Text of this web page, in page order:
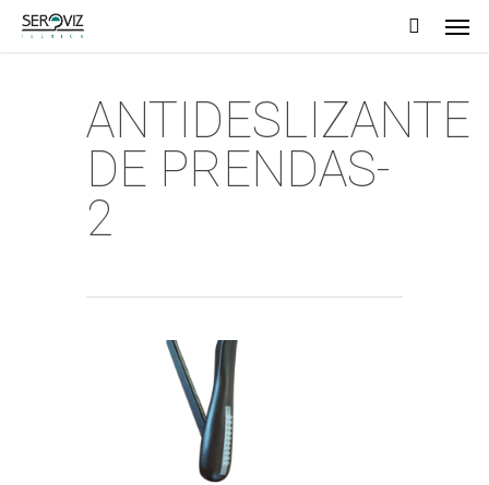
Skip
ANTIDESLIZANTE
DE PRENDAS-
2